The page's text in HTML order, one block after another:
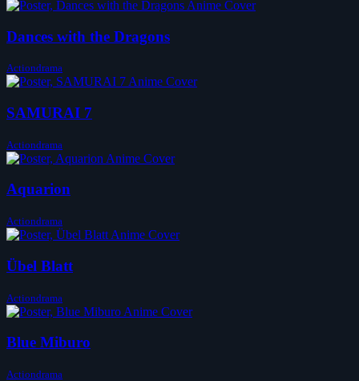
Dances with the Dragons
Actiondrama
SAMURAI 7
Actiondrama
Aquarion
Actiondrama
Übel Blatt
Actiondrama
Blue Miburo
Actiondrama